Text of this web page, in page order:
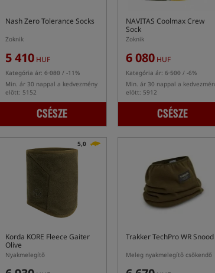
Nash Zero Tolerance Socks
Zoknik
5 410 HUF
Kategória ár: 6 080 / -11%
Min. ár 30 nappal a kedvezmény
előtt: 5152
CSÉSZE
NAVITAS Coolmax Crew
Sock
Zoknik
6 080 HUF
Kategória ár: 6 500 / -6%
Min. ár 30 nappal a
előtt: 5912
CSÉSZE
5,0
Korda KORE Fleece Gaiter
Olive
Nyakmelegítő
Trakker TechPro WR Snood
Meleg nyakmelegítő csőkendő